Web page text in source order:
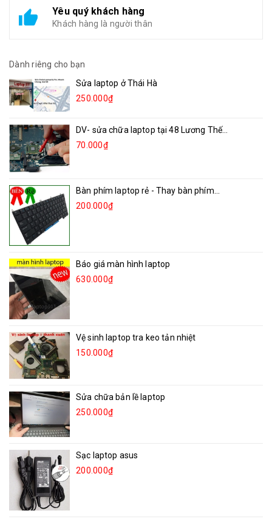
Yêu quý khách hàng
Khách hàng là người thân
Dành riêng cho bạn
Sửa laptop ở Thái Hà
250.000₫
DV- sửa chữa laptop tại 48 Lương Thế...
70.000₫
Bàn phím laptop rẻ - Thay bàn phím...
200.000₫
Báo giá màn hình laptop
630.000₫
Vệ sinh laptop tra keo tản nhiệt
150.000₫
Sửa chữa bản lề laptop
250.000₫
Sạc laptop asus
200.000₫